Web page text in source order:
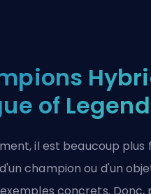
of
il est beaucoup
champion ou d'un